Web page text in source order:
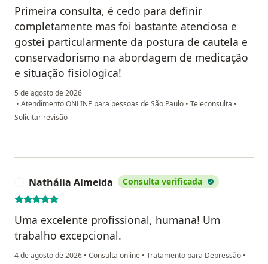
Primeira consulta, é cedo para definir
completamente mas foi bastante atenciosa e
gostei particularmente da postura de cautela e
conservadorismo na abordagem de medicação
e situação fisiologica!
5 de agosto de 2026
• Atendimento ONLINE para pessoas de São Paulo • Teleconsulta •
na opinião do utilizador Jaime Junior
Solicitar revisão
Nathália Almeida Consulta verificada
Uma excelente profissional, humana! Um
trabalho excepcional.
4 de agosto de 2026 • Consulta online • Tratamento para Depressão •